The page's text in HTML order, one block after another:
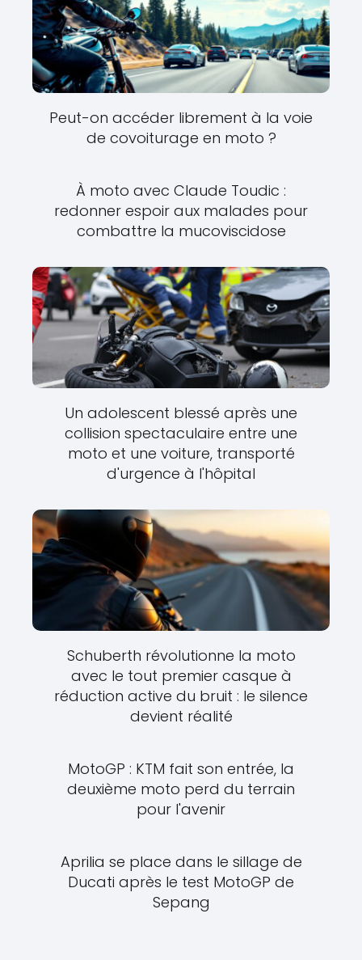
Peut-on accéder librement à la voie
de covoiturage en moto ?
À moto avec Claude Toudic :
redonner espoir aux malades pour
combattre la mucoviscidose
Un adolescent blessé après une
collision spectaculaire entre une
moto et une voiture, transporté
d'urgence à l'hôpital
Schuberth révolutionne la moto
avec le tout premier casque à
réduction active du bruit : le silence
devient réalité
MotoGP : KTM fait son entrée, la
deuxième moto perd du terrain
pour l'avenir
Aprilia se place dans le sillage de
Ducati après le test MotoGP de
Sepang